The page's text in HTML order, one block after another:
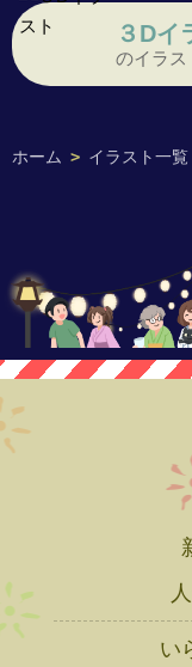
ホーム > イラスト一覧
３Dイ
のイラス
い